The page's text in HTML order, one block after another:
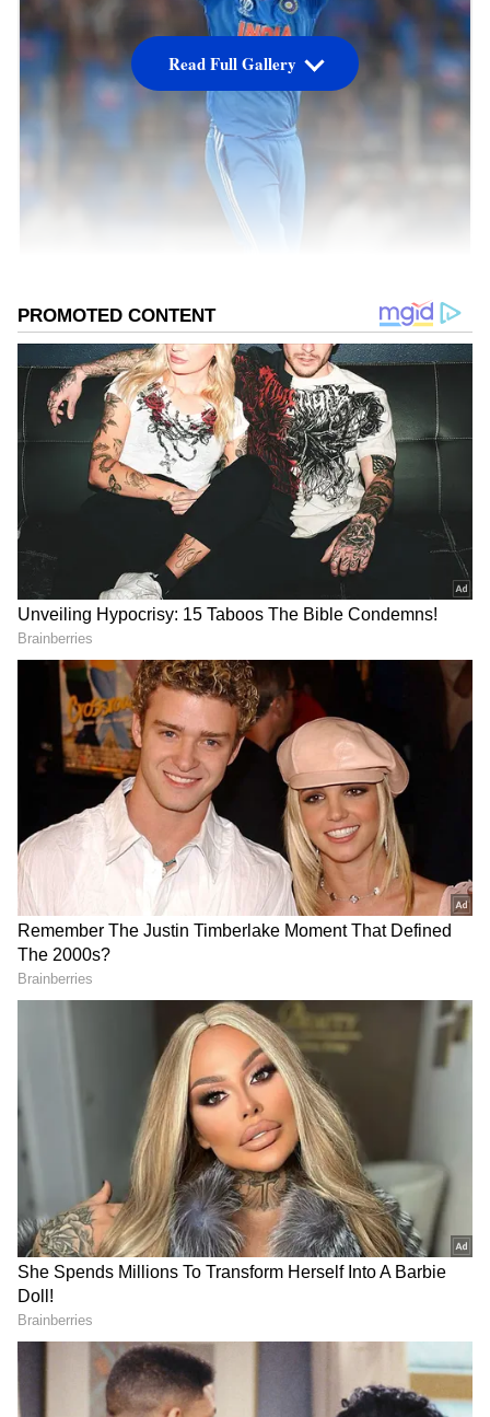
Mohammed Shami
ICC Player of the Month award: నవంబర్ లో ఐసీసీ
ప్లేయర్ ఆఫ్ ది మంత్ అవార్డుకు నామినీలను ఐసీసీ
వెల్లడించింది. ఊహించినట్లుగానే మెన్ ఇన్ ఎల్లో ఆసీస్
జట్టు ఆరో ప్రపంచ కప్ టైటిల్ గెలుచుకోవడంలో కీల‌క పాత్ర
పోషించిన ఇద్దరు ఆస్ట్రేలియా ఆటగాళ్లు చోటు
దక్కించుకోగా, ఒక భారత స్టార్ ప్లేయర్ కూడా చోటు
దక్కించుకున్నాడు.
గూగుల్‌లో ఆసక్తికరమైన సమాచారం కోసం ఏసియానెట్ తెలుగు
ను మీ ఫ్రిఫర్డ్ సోర్స్ గా ఎంచుకోండి
7
Read Full Gallery